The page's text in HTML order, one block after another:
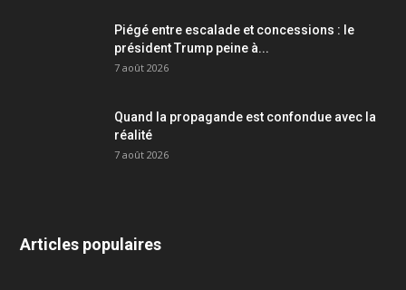
Piégé entre escalade et concessions : le
président Trump peine à...
7 août 2026
Quand la propagande est confondue avec la
réalité
7 août 2026
Articles populaires